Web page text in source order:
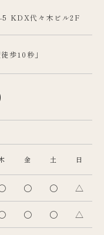
5 KDX代々木ビル2F
歩10秒」
金 土 日
〇 〇 △
〇 〇 △